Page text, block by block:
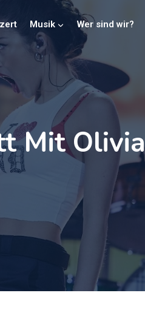
Musik Wer sind wir?
Mit Olivia